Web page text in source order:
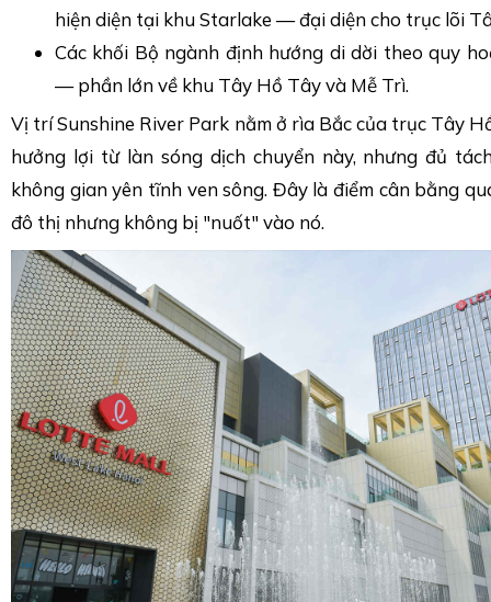
hiện diện tại khu Starlake — đại diện cho trục lõi
Các khối Bộ ngành định hướng di dời theo quy
— phần lớn về khu Tây Hồ Tây và Mễ Trì.
Vị trí Sunshine River Park nằm ở rìa Bắc của trục Tây
hưởng lợi từ làn sóng dịch chuyển này, nhưng đủ
không gian yên tĩnh ven sông. Đây là điểm cân bằng
đô thị nhưng không bị "nuốt" vào nó.